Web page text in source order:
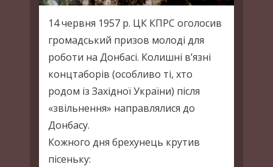
14 червня 1957 р. ЦК КПРС оголосив
громадський призов молоді для
роботи на Донбасі. Колишні в’язні
концтаборів (особливо ті, хто
родом із Західної України) після
«звільнення» направлялися до
Донбасу.
Кожного дня брехунець крутив
пісеньку: